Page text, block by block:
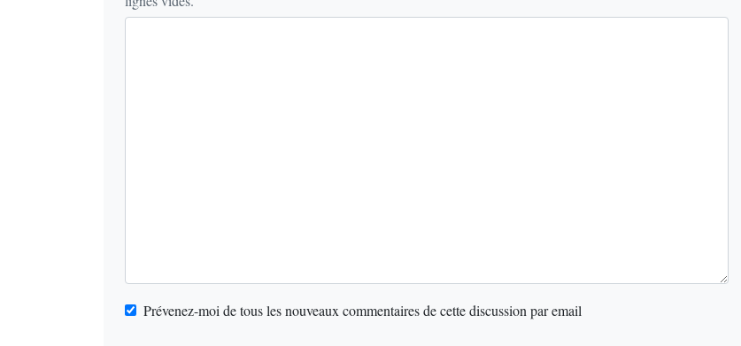
Prévenez-moi de tous les nouveaux commentaires de cette discussion par email